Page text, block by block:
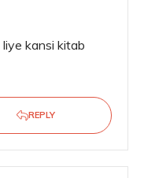
liye kansi kitab
REPLY